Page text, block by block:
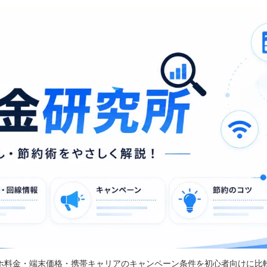
料金・端末価格・携帯キャリアのキャンペーン条件を初心者向けに比